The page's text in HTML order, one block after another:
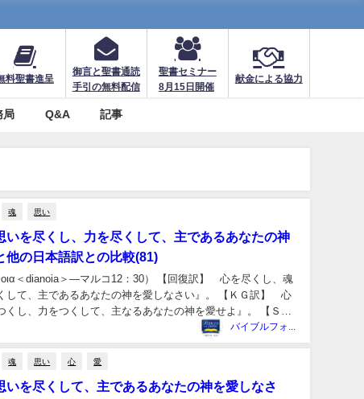
料聖書進呈
御言と聖書通読
手引の無料配信
聖書セミナー
8月15日開催
献金による協力
局 Q&A 記事
魂 思い
いを尽くし、力を尽くして、主であるあなたの神
他の日本語訳との比較(81)
＜dianoia＞―マルコ12：30） 【回復訳】 心を尽くし、魂
して、主であるあなたの神を愛しなさい』。 【ＫＧ訳】 心
し、力をつくして、主なるあなたの神を愛せよ』。 【ＳＫ
魂 思い 心 愛
を尽くして、主であるあなたの神を愛しなさ